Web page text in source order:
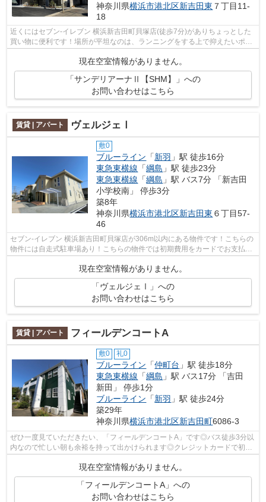
神奈川県横浜市港北区新吉田東 ７丁目11-
18
近くにはセブン‐イレブン 横浜新吉田町貝塚店(徒歩7分)がありちょっとした
買い物に便利です！場所が平坦なのは、ランニングをする上で抑えたいポイ
ントですね！周辺に2駅あるので電車...
現在空室情報がありません。
「サンデリアーナⅡ【SHM】」への
お問い合わせはこちら
賃貸 | アパート ヴェルジェⅠ
敷0
ブルーライン 「新羽 」駅 徒歩16分
東急東横線 「綱島 」駅 徒歩23分
東急東横線 「綱島 」駅 バス7分 「新吉田
小学校南」 停歩3分
築8年
神奈川県横浜市港北区新吉田東 ６丁目57-
46
セブン‐イレブン 横浜新吉田町貝塚店が306m以内にある物件です！こちらの
物件には自走式駐車場あり！こちらの物件では初期費用をカードでお支払い
現在空室情報がありません。
「ヴェルジェⅠ」への
お問い合わせはこちら
賃貸 | アパート フィールデンコートA
敷0 礼0
ブルーライン 「仲町台 」駅 徒歩18分
東急東横線 「綱島 」駅 バス17分 「吉田
新田」 停歩1分
ブルーライン 「新羽 」駅 徒歩24分
築29年
神奈川県横浜市港北区新吉田町6086-3
ぜひ一度見ていただきたい、「フィールデンコートA」です◎バス徒歩3分以
内なので忙しい朝も余裕を持って出かけられます◎クレジットカードで初期
費用がお支払いいただけるので、決済の...
現在空室情報がありません。
「フィールデンコートA」への
お問い合わせはこちら